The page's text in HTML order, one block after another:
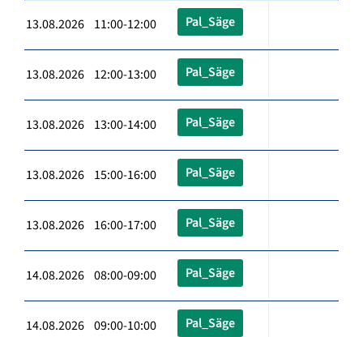
13.08.2026 11:00-12:00 Pal_Säge
13.08.2026 12:00-13:00 Pal_Säge
13.08.2026 13:00-14:00 Pal_Säge
13.08.2026 15:00-16:00 Pal_Säge
13.08.2026 16:00-17:00 Pal_Säge
14.08.2026 08:00-09:00 Pal_Säge
14.08.2026 09:00-10:00 Pal_Säge